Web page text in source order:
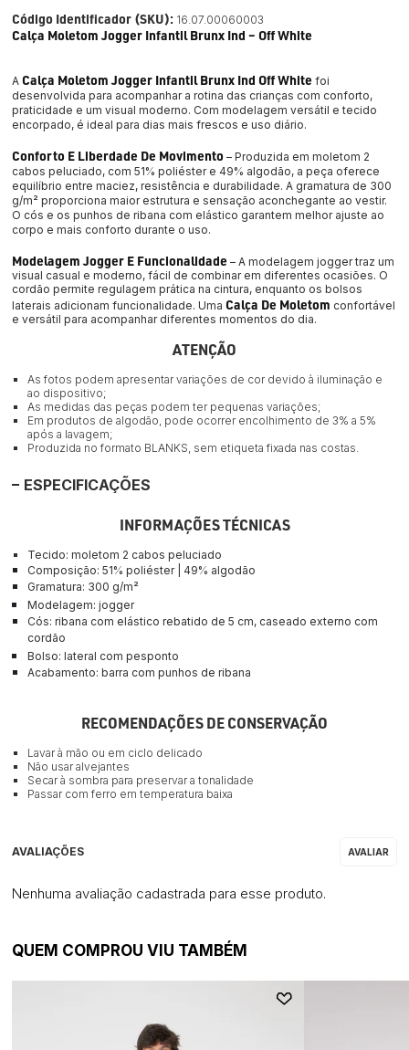
Código Identificador (SKU): 16.07.00060003
Calça Moletom Jogger Infantil Brunx Ind – Off White
A Calça Moletom Jogger Infantil Brunx Ind Off White foi
desenvolvida para acompanhar a rotina das crianças com conforto,
praticidade e um visual moderno. Com modelagem versátil e tecido
encorpado, é ideal para dias mais frescos e uso diário.
Conforto E Liberdade De Movimento – Produzida em moletom 2
cabos peluciado, com 51% poliéster e 49% algodão, a peça oferece
equilíbrio entre maciez, resistência e durabilidade. A gramatura de 300
g/m² proporciona maior estrutura e sensação aconchegante ao vestir.
O cós e os punhos de ribana com elástico garantem melhor ajuste ao
corpo e mais conforto durante o uso.
Modelagem Jogger E Funcionalidade – A modelagem jogger traz um
visual casual e moderno, fácil de combinar em diferentes ocasiões. O
cordão permite regulagem prática na cintura, enquanto os bolsos
laterais adicionam funcionalidade. Uma Calça De Moletom confortável
e versátil para acompanhar diferentes momentos do dia.
ATENÇÃO
As fotos podem apresentar variações de cor devido à iluminação e
ao dispositivo;
As medidas das peças podem ter pequenas variações;
Em produtos de algodão, pode ocorrer encolhimento de 3% a 5%
após a lavagem;
Produzida no formato BLANKS, sem etiqueta fixada nas costas.
ESPECIFICAÇÕES
INFORMAÇÕES TÉCNICAS
Tecido: moletom 2 cabos peluciado
Composição: 51% poliéster | 49% algodão
Gramatura: 300 g/m²
Modelagem: jogger
Cós: ribana com elástico rebatido de 5 cm, caseado externo com
cordão
Bolso: lateral com pesponto
Acabamento: barra com punhos de ribana
RECOMENDAÇÕES DE CONSERVAÇÃO
Lavar à mão ou em ciclo delicado
Não usar alvejantes
Secar à sombra para preservar a tonalidade
Passar com ferro em temperatura baixa
Nenhuma avaliação cadastrada para esse produto.
QUEM COMPROU VIU TAMBÉM